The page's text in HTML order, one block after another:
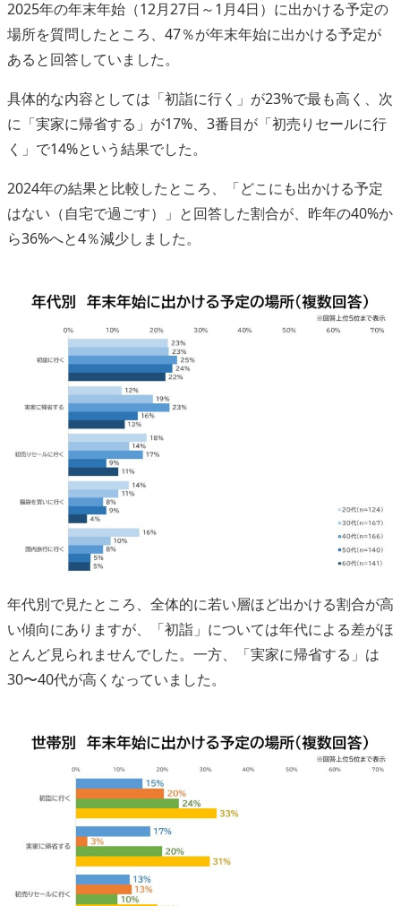
2025年の年末年始（12月27日～1月4日）に出かける予定の
場所を質問したところ、47％が年末年始に出かける予定が
あると回答していました。
具体的な内容としては「初詣に行く」が23%で最も高く、次
に「実家に帰省する」が17%、3番目が「初売りセールに行
く」で14%という結果でした。
2024年の結果と比較したところ、「どこにも出かける予定
はない（自宅で過ごす）」と回答した割合が、昨年の40%か
ら36%へと4％減少しました。
年代別で見たところ、全体的に若い層ほど出かける割合が高
い傾向にありますが、「初詣」については年代による差がほ
とんど見られませんでした。一方、「実家に帰省する」は
30〜40代が高くなっていました。